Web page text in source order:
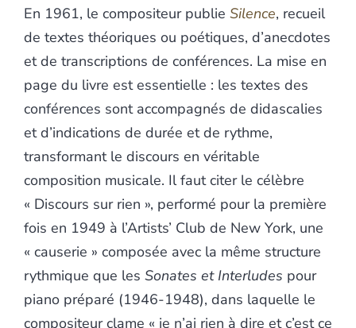
En 1961, le compositeur publie Silence, recueil
de textes théoriques ou poétiques, d’anecdotes
et de transcriptions de conférences. La mise en
page du livre est essentielle : les textes des
conférences sont accompagnés de didascalies
et d’indications de durée et de rythme,
transformant le discours en véritable
composition musicale. Il faut citer le célèbre
« Discours sur rien », performé pour la première
fois en 1949 à l’Artists’ Club de New York, une
« causerie » composée avec la même structure
rythmique que les Sonates et Interludes pour
piano préparé (1946-1948), dans laquelle le
compositeur clame « je n’ai rien à dire et c’est ce